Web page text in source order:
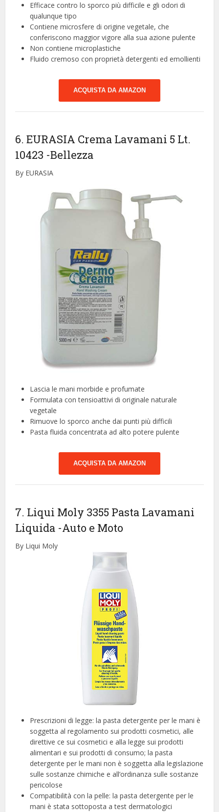
Efficace contro lo sporco più difficile e gli odori di
qualunque tipo
Contiene microsfere di origine vegetale, che
conferiscono maggior vigore alla sua azione pulente
Non contiene microplastiche
Fluido cremoso con proprietà detergenti ed emollienti
ACQUISTA DA AMAZON
6. EURASIA Crema Lavamani 5 Lt.
10423 -Bellezza
By EURASIA
Lascia le mani morbide e profumate
Formulata con tensioattivi di originale naturale
vegetale
Rimuove lo sporco anche dai punti più difficili
Pasta fluida concentrata ad alto potere pulente
ACQUISTA DA AMAZON
7. Liqui Moly 3355 Pasta Lavamani
Liquida -Auto e Moto
By Liqui Moly
Prescrizioni di legge: la pasta detergente per le mani è
soggetta al regolamento sui prodotti cosmetici, alle
direttive ce sui cosmetici e alla legge sui prodotti
alimentari e sui prodotti di consumo; la pasta
detergente per le mani non è soggetta alla legislazione
sulle sostanze chimiche e all’ordinanza sulle sostanze
pericolose
Compatibilità con la pelle: la pasta detergente per le
mani è stata sottoposta a test dermatologici